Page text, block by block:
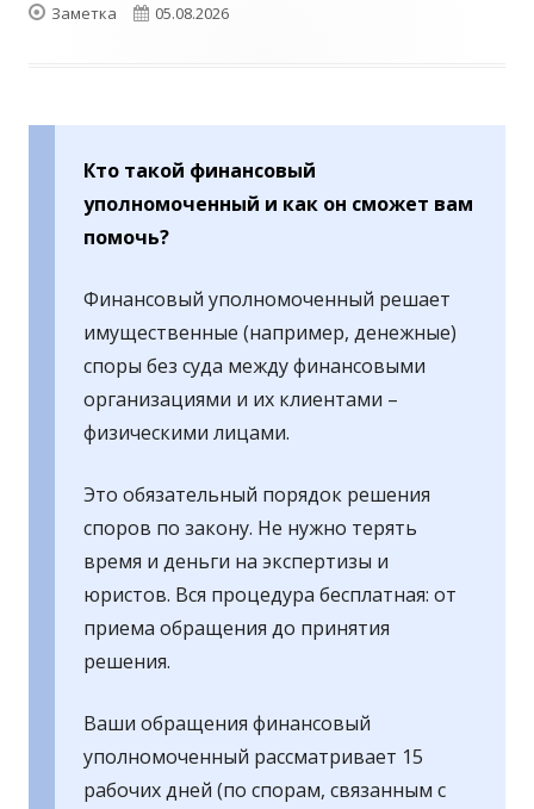
Формат
Заметка Опубликовано
05.08.2026
Кто такой финансовый
уполномоченный и как он сможет вам
помочь?
Финансовый уполномоченный решает
имущественные (например, денежные)
споры без суда между финансовыми
организациями и их клиентами –
физическими лицами.
Это обязательный порядок решения
споров по закону. Не нужно терять
время и деньги на экспертизы и
юристов. Вся процедура бесплатная: от
приема обращения до принятия
решения.
Ваши обращения финансовый
уполномоченный рассматривает 15
рабочих дней (по спорам, связанным с